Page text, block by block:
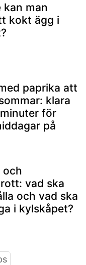
kan man
kokt ägg i
paprika att
klara
för
på
och
vad ska
och vad ska
i kylskåpet?